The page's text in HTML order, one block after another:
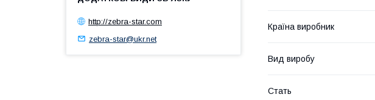
Країна виробник
Вид виробу
Стать
http://zebra-star.com
zebra-star@ukr.net